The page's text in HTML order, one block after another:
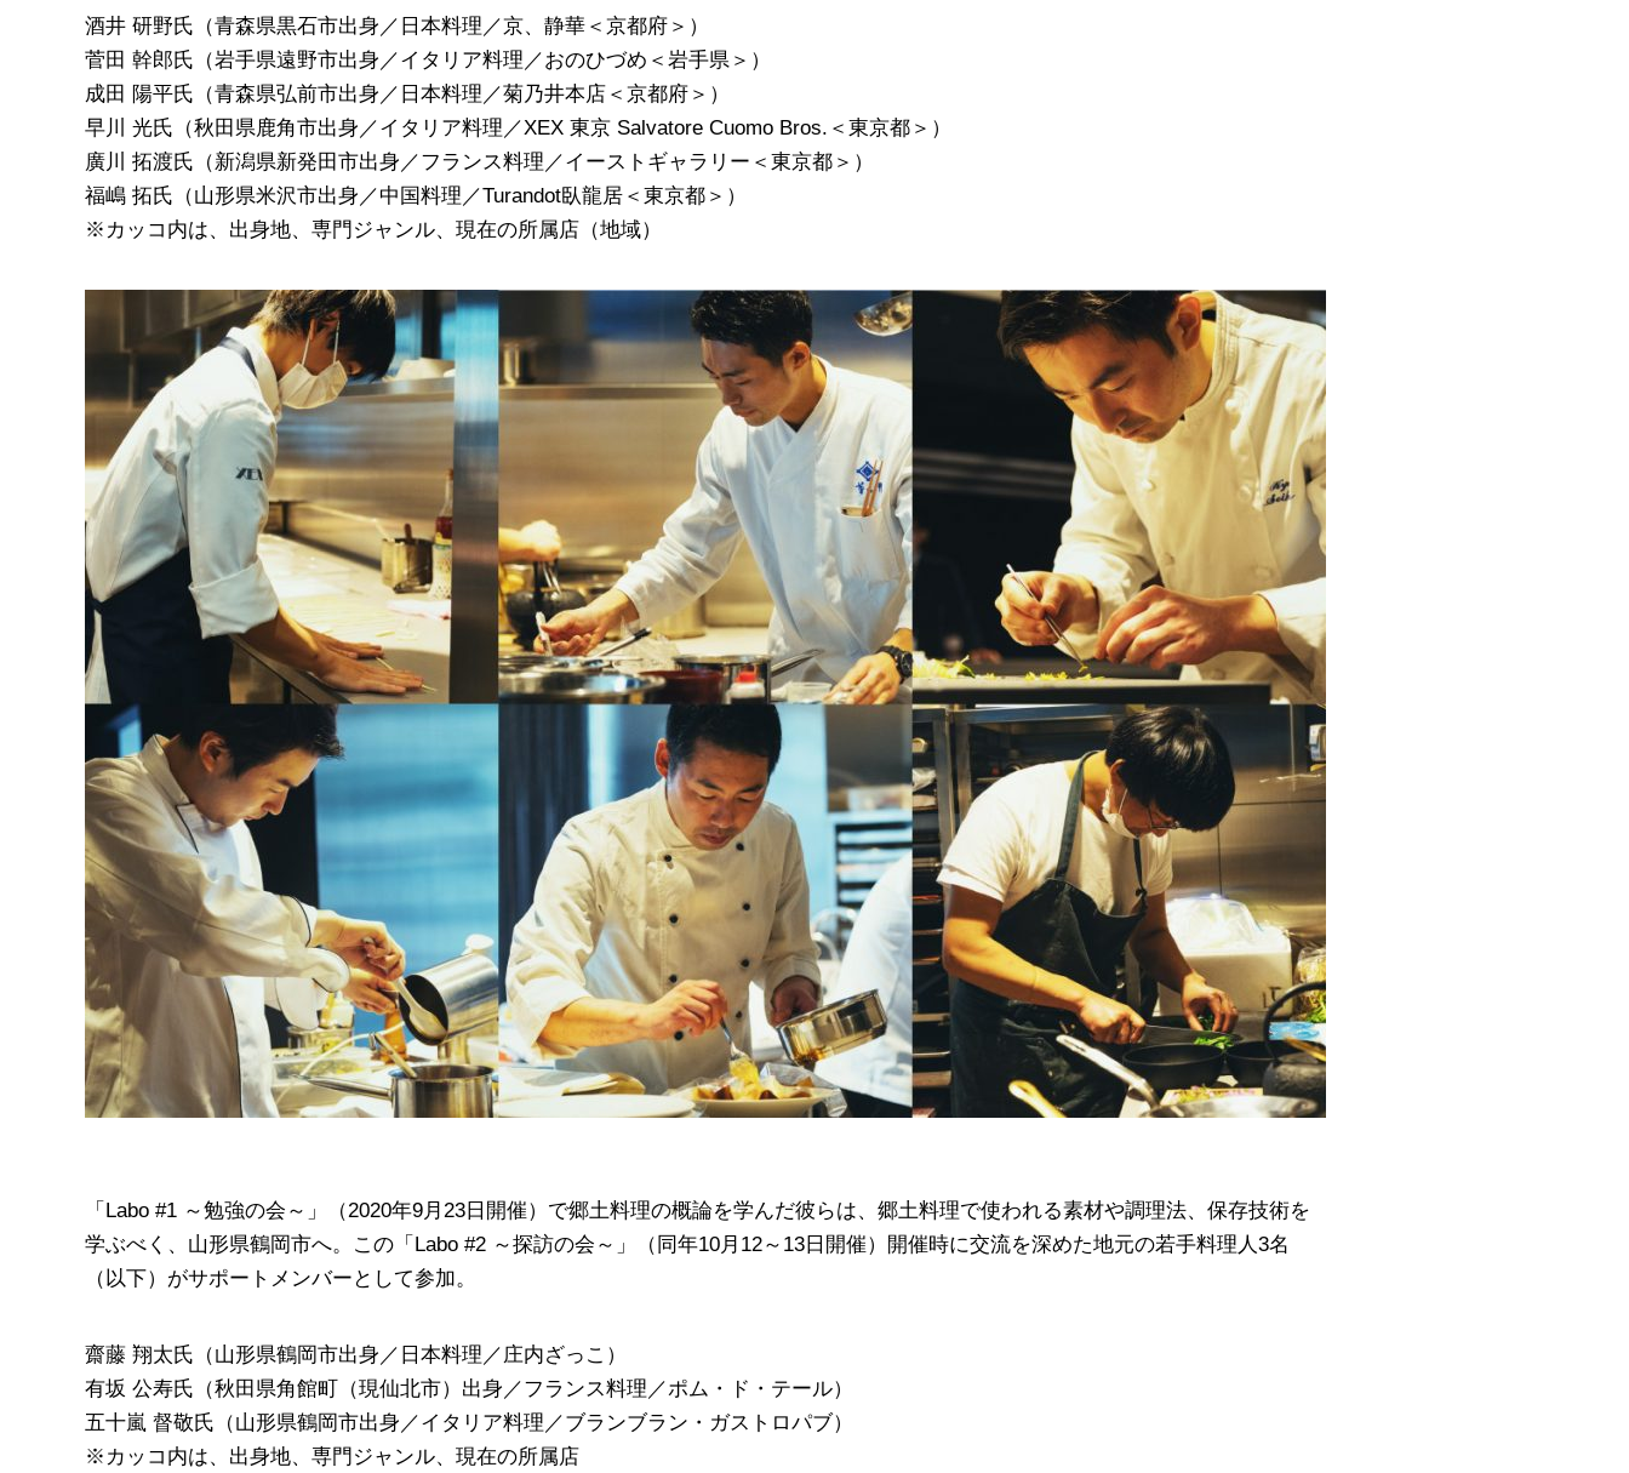
酒井 研野氏（青森県黒石市出身／日本料理／京、静華＜京都府＞）
菅田 幹郎氏（岩手県遠野市出身／イタリア料理／おのひづめ＜岩手県＞）
成田 陽平氏（青森県弘前市出身／日本料理／菊乃井本店＜京都府＞）
早川 光氏（秋田県鹿角市出身／イタリア料理／XEX 東京 Salvatore Cuomo Bros.＜東京都＞）
廣川 拓渡氏（新潟県新発田市出身／フランス料理／イーストギャラリー＜東京都＞）
福嶋 拓氏（山形県米沢市出身／中国料理／Turandot臥龍居＜東京都＞）
※カッコ内は、出身地、専門ジャンル、現在の所属店（地域）
「Labo #1 ～勉強の会～」（2020年9月23日開催）で郷土料理の概論を学んだ彼らは、郷土料理で使われる素材や調理法、保存技術を
学ぶべく、山形県鶴岡市へ。この「Labo #2 ～探訪の会～」（同年10月12～13日開催）開催時に交流を深めた地元の若手料理人3名
（以下）がサポートメンバーとして参加。
齋藤 翔太氏（山形県鶴岡市出身／日本料理／庄内ざっこ）
有坂 公寿氏（秋田県角館町（現仙北市）出身／フランス料理／ポム・ド・テール）
五十嵐 督敬氏（山形県鶴岡市出身／イタリア料理／ブランブラン・ガストロパブ）
※カッコ内は、出身地、専門ジャンル、現在の所属店